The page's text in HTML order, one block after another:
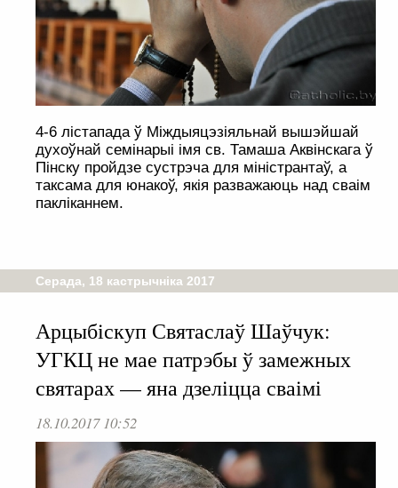
4-6 лістапада ў Міждыяцэзіяльнай вышэйшай
духоўнай семінарыі імя св. Тамаша Аквінскага ў
Пінску пройдзе сустрэча для міністрантаў, а
таксама для юнакоў, якія разважаюць над сваім
пакліканнем.
Серада, 18 кастрычніка 2017
Арцыбіскуп Святаслаў Шаўчук:
УГКЦ не мае патрэбы ў замежных
святарах — яна дзеліцца сваімі
18.10.2017 10:52